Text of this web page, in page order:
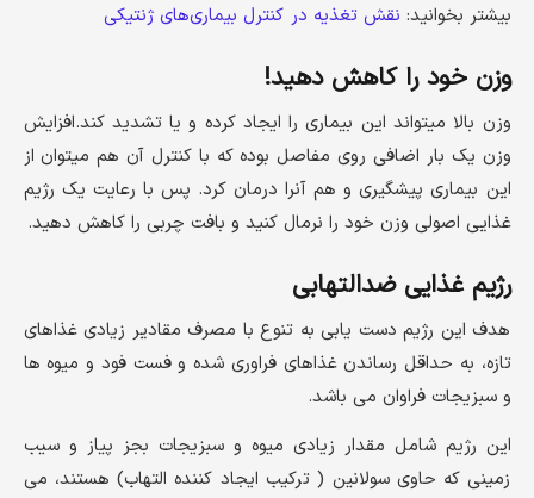
بیشتر بخوانید: نقش تغذیه در کنترل بیماری‌های ژنتیکی
وزن خود را کاهش دهید!
وزن بالا میتواند این بیماری را ایجاد کرده و یا تشدید کند.افزایش
وزن یک بار اضافی روی مفاصل بوده که با کنترل آن هم میتوان از
این بیماری پیشگیری و هم آنرا درمان کرد. پس با رعایت یک رژیم
غذایی اصولی وزن خود را نرمال کنید و بافت چربی را کاهش دهید.
رژیم غذایی ضدالتهابی
هدف این رژیم دست یابی به تنوع با مصرف مقادیر زیادی غذاهای
تازه، به حداقل رساندن غذاهای فراوری شده و فست فود و میوه ها
و سبزیجات فراوان می باشد.
این رژیم شامل مقدار زیادی میوه و سبزیجات بجز پیاز و سیب
زمینی که حاوی سولانین ( ترکیب ایجاد کننده التهاب) هستند، می